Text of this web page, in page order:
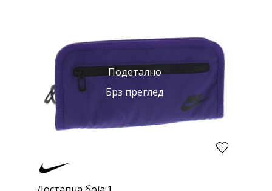
Подетално
Брз преглед